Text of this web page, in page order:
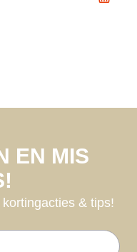
EN MIS
& tips!